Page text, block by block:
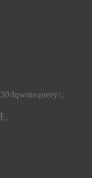
lqwmsquery/。